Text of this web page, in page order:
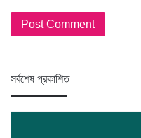
স‍র্বশেষ প্রকাশিত